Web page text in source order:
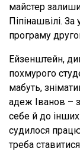
майстер
Піпінашвілі.
програму
Ейзенштейн,
похмурого
мабуть,
адеж Іванов –
себе й до
судилося
треба